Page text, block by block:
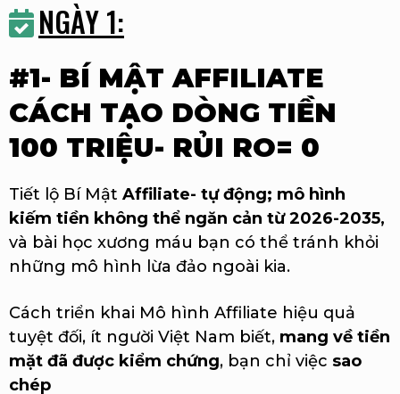
NGÀY 1:
#1- BÍ MẬT AFFILIATE
CÁCH TẠO DÒNG TIỀN
100 TRIỆU- RỦI RO= 0
Tiết lộ Bí Mật Affiliate- tự động; mô hình
kiếm tiền không thể ngăn cản từ 2026-2035,
và bài học xương máu bạn có thể tránh khỏi
những mô hình lừa đảo ngoài kia.
Cách triển khai Mô hình Affiliate hiệu quả
tuyệt đối, ít người Việt Nam biết, mang về tiền
mặt đã được kiểm chứng, bạn chỉ việc sao
chép